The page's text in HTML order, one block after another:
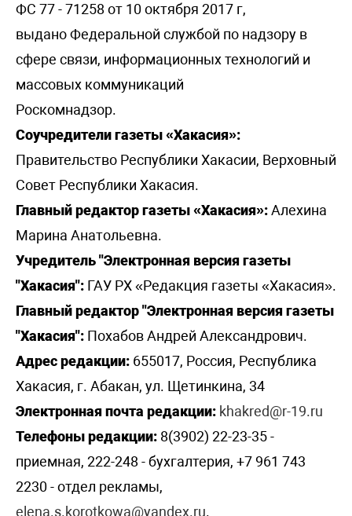
ФС 77 - 71258 от 10 октября 2017 г,
выдано Федеральной службой по надзору в
сфере связи, информационных технологий и
массовых коммуникаций
Роскомнадзор.
Соучредители газеты «Хакасия»:
Правительство Республики Хакасии, Верховный
Совет Республики Хакасия.
Главный редактор газеты «Хакасия»:Алехина
Марина Анатольевна.
Учредитель "Электронная версия газеты
"Хакасия": ГАУ РХ «Редакция газеты «Хакасия».
Главный редактор "Электронная версия газеты
"Хакасия": Похабов Андрей Александрович.
Адрес редакции: 655017, Россия, Республика
Хакасия, г. Абакан, ул. Щетинкина, 34
Электронная почта редакции: khakred@r-19.ru
Телефоны редакции: 8(3902) 22-23-35 -
приемная, 222-248 - бухгалтерия, +7 961 743
2230 - отдел рекламы,
elena.s.korotkowa@yandex.ru.